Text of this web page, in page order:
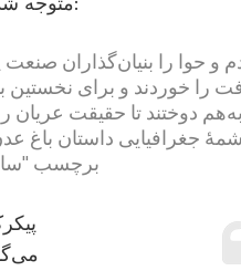
و حوا را بنیان‌گذاران
را خوردند و برای
دوختند تا حقیقت عریان
جغرافیایی داستان باغ عدن
برچسب "ساخت